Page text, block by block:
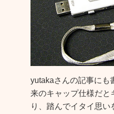
yutakaさんの記事にも
来のキャップ仕様だと
り、踏んでイタイ思い